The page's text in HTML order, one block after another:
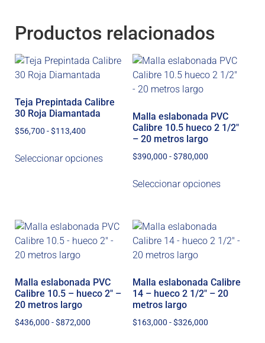
Productos relacionados
Teja Prepintada Calibre
30 Roja Diamantada
$56,700 -$113,400
Seleccionar opciones
Malla eslabonada PVC
Calibre 10.5 hueco 2 1/2″
– 20 metros largo
$390,000 -$780,000
Seleccionar opciones
Malla eslabonada PVC
Calibre 10.5 – hueco 2″ –
20 metros largo
$436,000 -$872,000
Malla eslabonada Calibre
14 – hueco 2 1/2″ – 20
metros largo
$163,000 -$326,000